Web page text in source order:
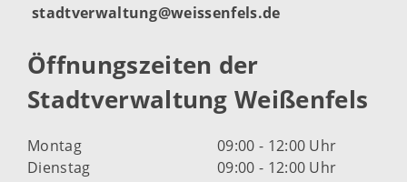
stadtverwaltung@weissenfels.de
Öffnungszeiten der
Stadtverwaltung Weißenfels
Montag
09:00 - 12:00 Uhr
Dienstag
09:00 - 12:00 Uhr